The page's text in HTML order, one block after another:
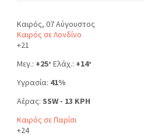
Καιρός, 07 Αύγουστος
Καιρός σε Λονδίνο
+21
Μεγ.: +25° Ελάχ.: +14°
Υγρασία: 41%
Αέρας: SSW - 13 KPH
Καιρός σε Παρίσι
+24